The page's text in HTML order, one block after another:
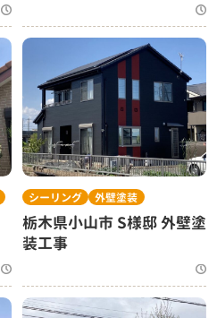
シーリング 外壁塗装
栃木県小山市 S様邸 外壁塗
装工事